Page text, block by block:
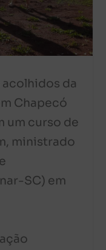
da
Chapecó
um curso de
ministrado
SC) em